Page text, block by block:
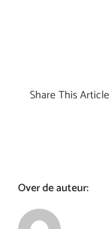
Share This Article
Over de auteur: